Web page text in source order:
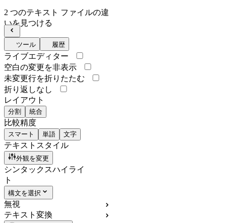
2 つのテキスト ファイルの違
いを見つける
ツール 履歴
ライブエディター
空白の変更を非表示
未変更行を折りたたむ
折り返しなし
レイアウト
分割 統合
比較精度
スマート 単語 文字
テキストスタイル
外観を変更
シンタックスハイライ
ト
構文を選択
無視
テキスト変換